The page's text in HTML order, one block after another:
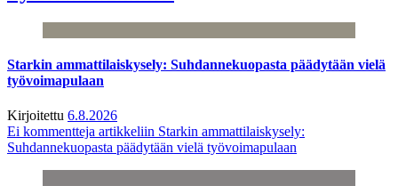
Starkin ammattilaiskysely: Suhdannekuopasta päädytään vielä
työvoimapulaan
Kirjoitettu 6.8.2026
Ei kommentteja artikkeliin Starkin ammattilaiskysely:
Suhdannekuopasta päädytään vielä työvoimapulaan